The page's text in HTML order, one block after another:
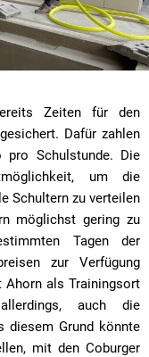
Zeiten für den
Dafür zahlen
pro Schulstunde. Die
um die
Schultern zu verteilen
möglichst gering zu
Tagen der
zur Verfügung
Ahorn als Trainingsort
auch die
diesem Grund könnte
mit den Coburger